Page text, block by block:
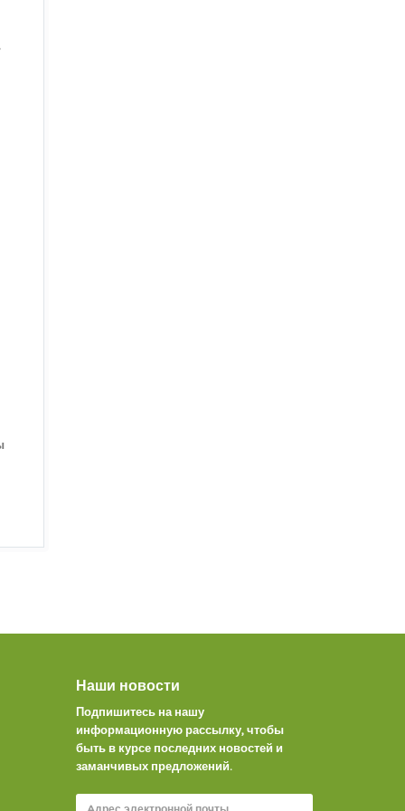
Наши новости
Подпишитесь на нашу
информационную рассылку, чтобы
быть в курсе последних новостей и
заманчивых предложений.